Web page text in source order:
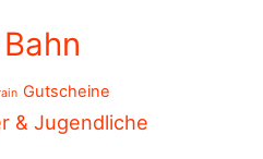
Gutscheine
& Jugendliche